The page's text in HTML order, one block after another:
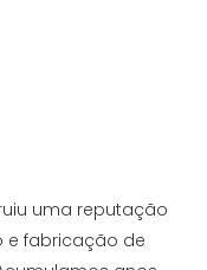
uma reputação
e fabricação de